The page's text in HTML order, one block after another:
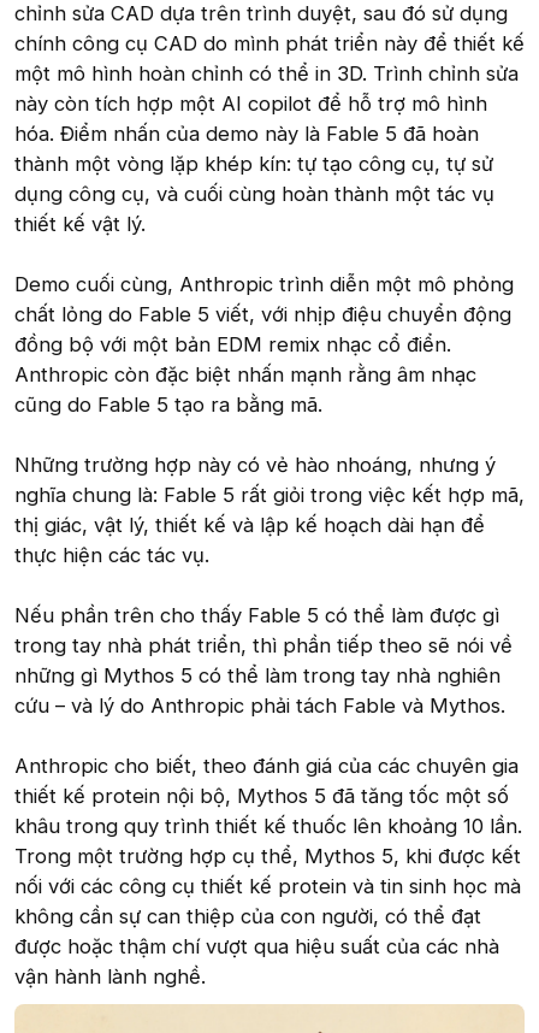
chỉnh sửa CAD dựa trên trình duyệt, sau đó sử dụng
chính công cụ CAD do mình phát triển này để thiết kế
một mô hình hoàn chỉnh có thể in 3D. Trình chỉnh sửa
này còn tích hợp một AI copilot để hỗ trợ mô hình
hóa. Điểm nhấn của demo này là Fable 5 đã hoàn
thành một vòng lặp khép kín: tự tạo công cụ, tự sử
dụng công cụ, và cuối cùng hoàn thành một tác vụ
thiết kế vật lý.
Demo cuối cùng, Anthropic trình diễn một mô phỏng
chất lỏng do Fable 5 viết, với nhịp điệu chuyển động
đồng bộ với một bản EDM remix nhạc cổ điển.
Anthropic còn đặc biệt nhấn mạnh rằng âm nhạc
cũng do Fable 5 tạo ra bằng mã.
Những trường hợp này có vẻ hào nhoáng, nhưng ý
nghĩa chung là: Fable 5 rất giỏi trong việc kết hợp mã,
thị giác, vật lý, thiết kế và lập kế hoạch dài hạn để
thực hiện các tác vụ.
Nếu phần trên cho thấy Fable 5 có thể làm được gì
trong tay nhà phát triển, thì phần tiếp theo sẽ nói về
những gì Mythos 5 có thể làm trong tay nhà nghiên
cứu – và lý do Anthropic phải tách Fable và Mythos.
Anthropic cho biết, theo đánh giá của các chuyên gia
thiết kế protein nội bộ, Mythos 5 đã tăng tốc một số
khâu trong quy trình thiết kế thuốc lên khoảng 10 lần.
Trong một trường hợp cụ thể, Mythos 5, khi được kết
nối với các công cụ thiết kế protein và tin sinh học mà
không cần sự can thiệp của con người, có thể đạt
được hoặc thậm chí vượt qua hiệu suất của các nhà
vận hành lành nghề.